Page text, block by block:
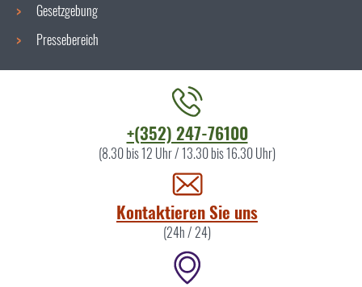
Gesetzgebung
Pressebereich
+(352) 247-76100
(8.30 bis 12 Uhr / 13.30 bis 16.30 Uhr)
Kontaktieren Sie uns
(24h / 24)